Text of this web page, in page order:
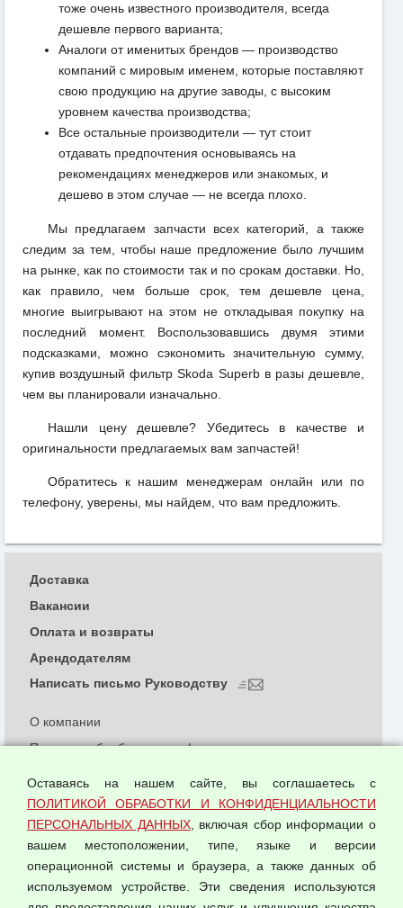
тоже очень известного производителя, всегда
дешевле первого варианта;
Аналоги от именитых брендов — производство
компаний с мировым именем, которые поставляют
свою продукцию на другие заводы, с высоким
уровнем качества производства;
Все остальные производители — тут стоит
отдавать предпочтения основываясь на
рекомендациях менеджеров или знакомых, и
дешево в этом случае — не всегда плохо.
Мы предлагаем запчасти всех категорий, а также
следим за тем, чтобы наше предложение было лучшим
на рынке, как по стоимости так и по срокам доставки. Но,
как правило, чем больше срок, тем дешевле цена,
многие выигрывают на этом не откладывая покупку на
последний момент. Воспользовавшись двумя этими
подсказками, можно сэкономить значительную сумму,
купив воздушный фильтр Skoda Superb в разы дешевле,
чем вы планировали изначально.
Нашли цену дешевле? Убедитесь в качестве и
оригинальности предлагаемых вам запчастей!
Обратитесь к нашим менеджерам онлайн или по
телефону, уверены, мы найдем, что вам предложить.
О компании
Политика обработки и конфиденциальности
Согласием на обработку персональных данных
Оферта оптовой купли-продажи
Публичная оферта
Доставка
Вакансии
Оплата и возвраты
Арендодателям
Написать письмо Руководству
Оставаясь на нашем сайте, вы соглашаетесь с
ПОЛИТИКОЙ ОБРАБОТКИ И КОНФИДЕНЦИАЛЬНОСТИ
ПЕРСОНАЛЬНЫХ ДАННЫХ, включая сбор информации о
вашем местоположении, типе, языке и версии
операционной системы и браузера, а также данных об
используемом устройстве. Эти сведения используются